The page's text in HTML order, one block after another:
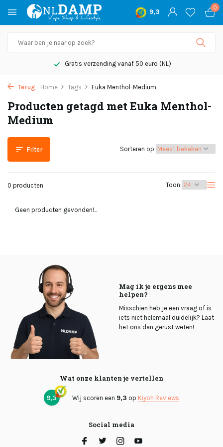
9,3
0
Gratis verzending vanaf 50 euro (NL)
Terug Home Tags Euka Menthol-Medium
Producten getagd met Euka Menthol-
Medium
Filter
0 producten Toon:
Sorteren op:
Geen producten gevonden!...
Mag ik je ergens mee
helpen?
Misschien heb je een vraag of is
iets niet helemaal duidelijk? Laat
het ons dan gerust weten!
Wat onze klanten je vertellen
9,3 Wij scoren een 9,3 op Kiyoh Reviews
Social media